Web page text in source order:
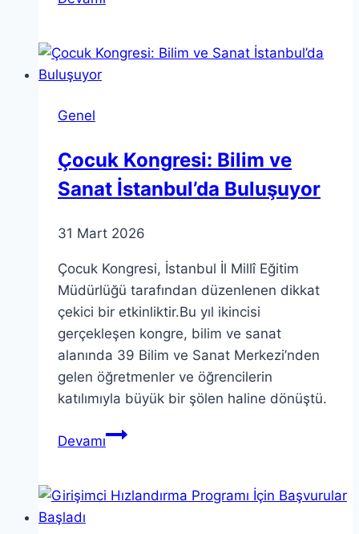
Programı
Genel
Çocuk Kongresi: Bilim ve
Sanat İstanbul’da Buluşuyor
31 Mart 2026
Çocuk Kongresi, İstanbul İl Millî Eğitim
Müdürlüğü tarafından düzenlenen dikkat
çekici bir etkinliktir.Bu yıl ikincisi
gerçekleşen kongre, bilim ve sanat
alanında 39 Bilim ve Sanat Merkezi’nden
gelen öğretmenler ve öğrencilerin
katılımıyla büyük bir şölen haline dönüştü.
DevamıÇocuk
ve